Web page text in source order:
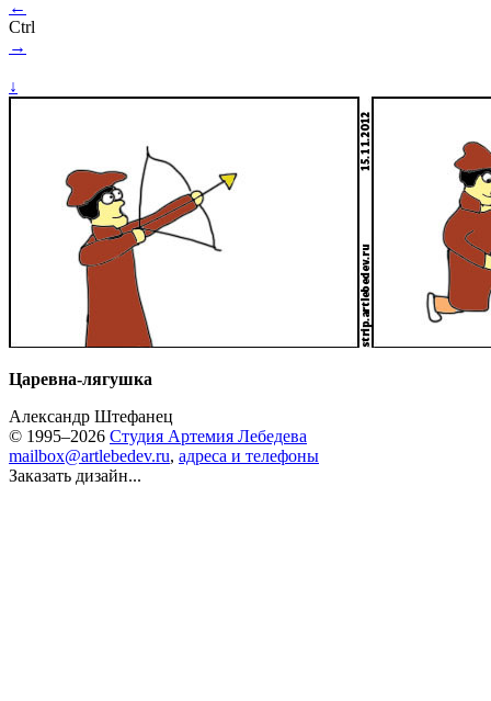
←
Ctrl
→
↓
Царевна-лягушка
Александр Штефанец
© 1995–2026 Студия Артемия Лебедева
mailbox@artlebedev.ru, адреса и телефоны
Заказать дизайн...